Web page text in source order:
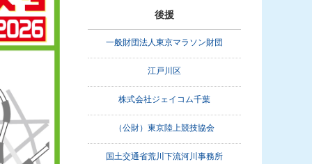
後援
一般財団法人東京マラソン財団
江戸川区
株式会社ジェイコム千葉
（公財）東京陸上競技協会
国土交通省荒川下流河川事務所